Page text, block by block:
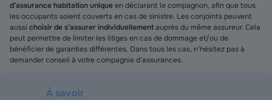
d’assurance habitation uniqueen déclarant le compagnon, afin que tous
les occupants soient couverts en cas de sinistre. Les conjoints peuvent
aussi choisir de s’assurer individuellementauprès du même assureur. Cela
peut permettre de limiter les litiges en cas de dommage et/ou de
bénéficier de garanties différentes. Dans tous les cas, n’hésitez pas à
demander conseil à votre compagnie d’assurances.
À savoir